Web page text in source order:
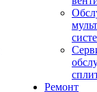
Ремонт